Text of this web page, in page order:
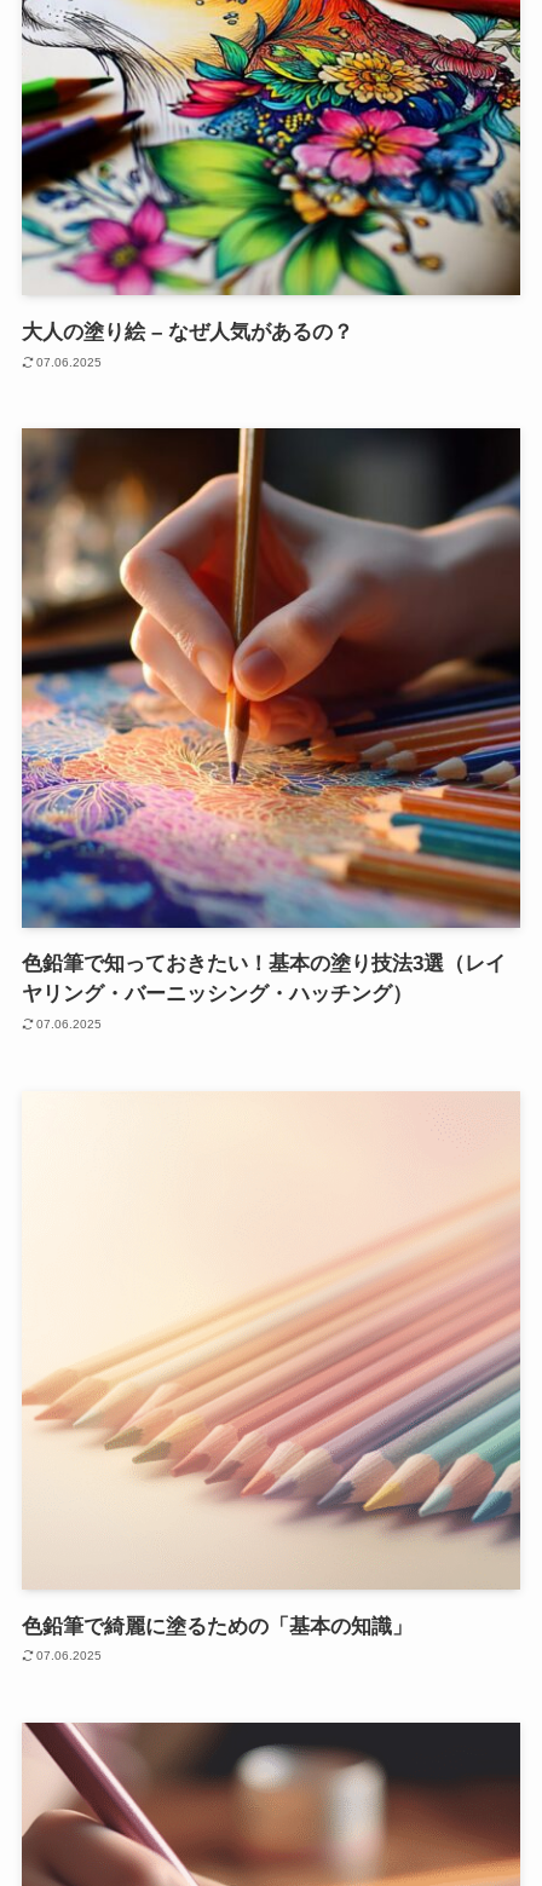
大人の塗り絵 – なぜ人気があるの？
07.06.2025
色鉛筆で知っておきたい！基本の塗り技法3選（レイ
ヤリング・バーニッシング・ハッチング）
07.06.2025
色鉛筆で綺麗に塗るための「基本の知識」
07.06.2025